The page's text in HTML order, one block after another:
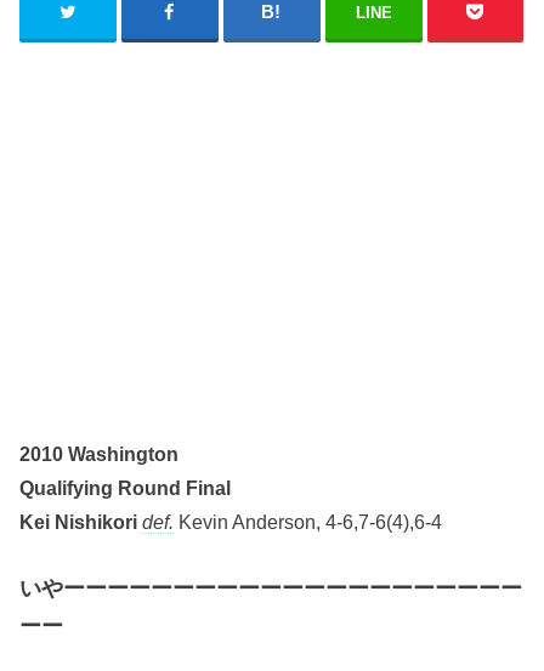
LINE
2010 Washington
Qualifying Round Final
Kei Nishikori def. Kevin Anderson, 4-6,7-6(4),6-4
いやーーーーーーーーーーーーーーーーーーーーー
ーー